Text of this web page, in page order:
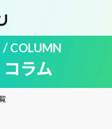
/ COLUMN
ラム